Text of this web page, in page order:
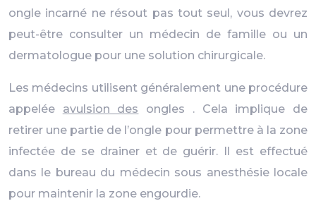
ongle incarné ne résout pas tout seul, vous devrez
peut-être consulter un médecin de famille ou un
dermatologue pour une solution chirurgicale.
Les médecins utilisent généralement une procédure
appelée avulsion des ongles . Cela implique de
retirer une partie de l’ongle pour permettre à la zone
infectée de se drainer et de guérir. Il est effectué
dans le bureau du médecin sous anesthésie locale
pour maintenir la zone engourdie.